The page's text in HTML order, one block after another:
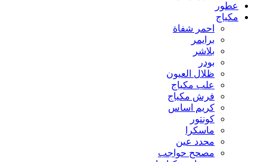
عطور
مكياج
احمر شفاة
برايمر
بلاشر
بودر
ظلال العيون
علب مكياج
فرش مكياج
كريم اساس
كونتور
ماسكرا
محدد عين
مصحح حواجب